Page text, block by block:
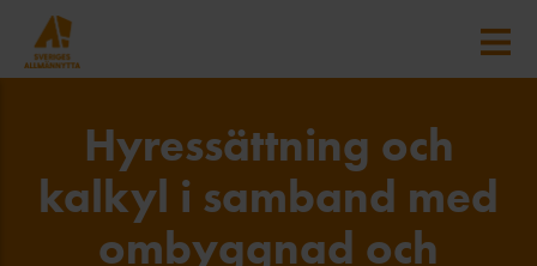
Hyressättning och
kalkyl i samband med
ombyggnad och